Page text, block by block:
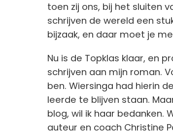
toen zij ons, bij het sluiten
schrijven de wereld een
bijzaak, en daar moet je
Nu is de Topklas klaar, en
schrijven aan mijn roman.
ben. Wiersinga had hierin
leerde te blijven staan.
blog, wil ik haar bedanken.
auteur en coach Christine